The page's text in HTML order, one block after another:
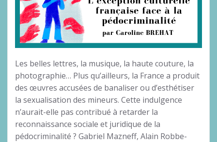
Les belles lettres, la musique, la haute couture, la
photographie… Plus qu’ailleurs, la France a produit
des œuvres accusées de banaliser ou d’esthétiser
la sexualisation des mineurs. Cette indulgence
n’aurait-elle pas contribué à retarder la
reconnaissance sociale et juridique de la
pédocriminalité ? Gabriel Mazneff, Alain Robbe-